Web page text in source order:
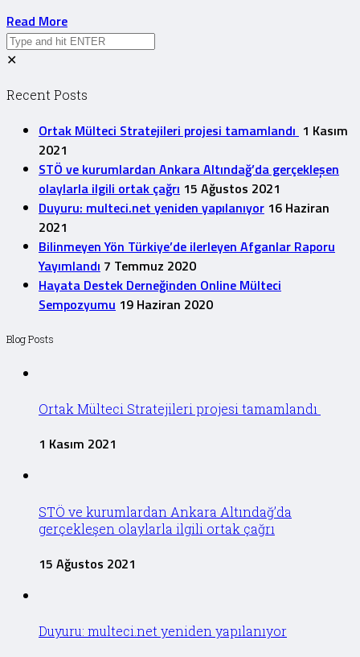
Read More
✕
Recent Posts
Ortak Mülteci Stratejileri projesi tamamlandı 1 Kasım
2021
STÖ ve kurumlardan Ankara Altındağ’da gerçekleşen
olaylarla ilgili ortak çağrı 15 Ağustos 2021
Duyuru: multeci.net yeniden yapılanıyor 16 Haziran
2021
Bilinmeyen Yön Türkiye’de ilerleyen Afganlar Raporu
Yayımlandı 7 Temmuz 2020
Hayata Destek Derneğinden Online Mülteci
Sempozyumu 19 Haziran 2020
Blog Posts
Ortak Mülteci Stratejileri projesi tamamlandı
1 Kasım 2021
STÖ ve kurumlardan Ankara Altındağ’da
gerçekleşen olaylarla ilgili ortak çağrı
15 Ağustos 2021
Duyuru: multeci.net yeniden yapılanıyor